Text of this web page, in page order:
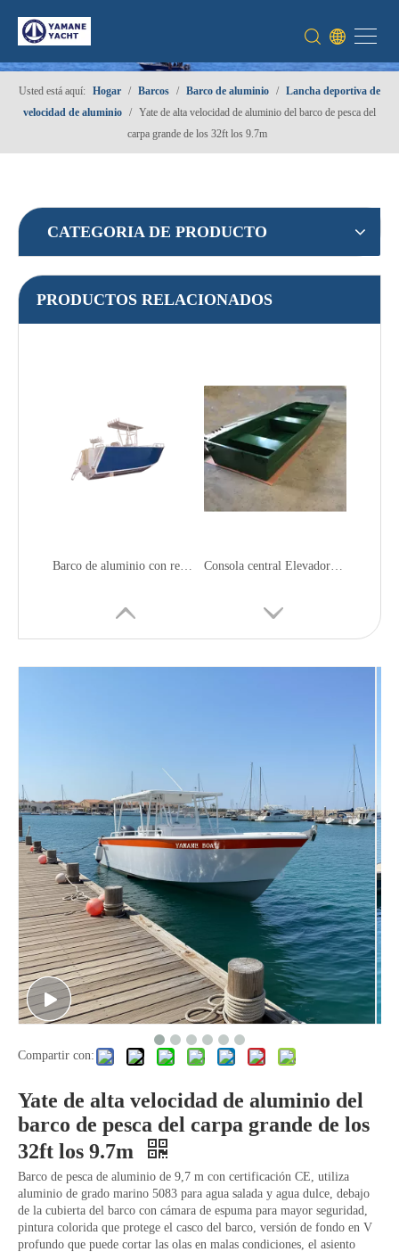
Usted está aquí: Hogar / Barcos / Barco de aluminio / Lancha deportiva de
velocidad de aluminio / Yate de alta velocidad de aluminio del barco de pesca del
carpa grande de los 32ft los 9.7m
CATEGORIA DE PRODUCTO
PRODUCTOS RELACIONADOS
Barco de aluminio con remolques de pintura y ruido pequeño Consola central Elevadores de fondo plano Bote de aluminio
El peso ligero del ruido pequeño levanta el barco de aluminio Barco de aluminio en alta mar con pintura silenciosa
Compartir con:
Yate de alta velocidad de aluminio del
barco de pesca del carpa grande de los
32ft los 9.7m
Barco de pesca de aluminio de 9,7 m con certificación CE, utiliza
aluminio de grado marino 5083 para agua salada y agua dulce, debajo
de la cubierta del barco con cámara de espuma para mayor seguridad,
pintura colorida que protege el casco del barco, versión de fondo en V
profundo que puede cortar las olas en malas condiciones, el asiento